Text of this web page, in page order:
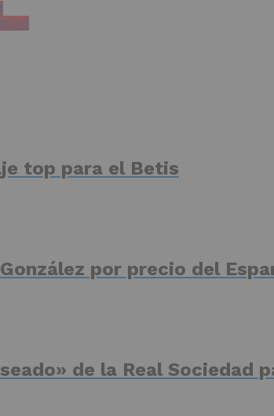
top para el Betis
por precio del
de la Real Sociedad